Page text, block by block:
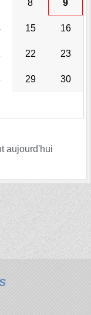
8 9
15 16
22 23
29 30
aujourd'hui